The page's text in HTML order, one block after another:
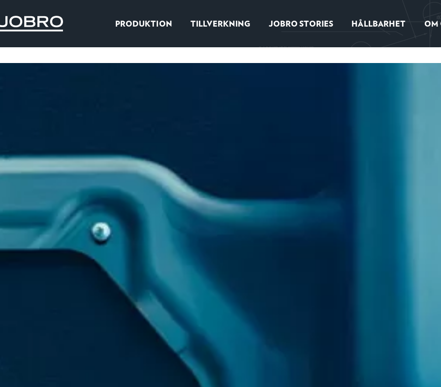
Hoppa
till
innehåll
PRODUKTION TILLVERKNING JOBRO STORIES HÅLLBARHET OM